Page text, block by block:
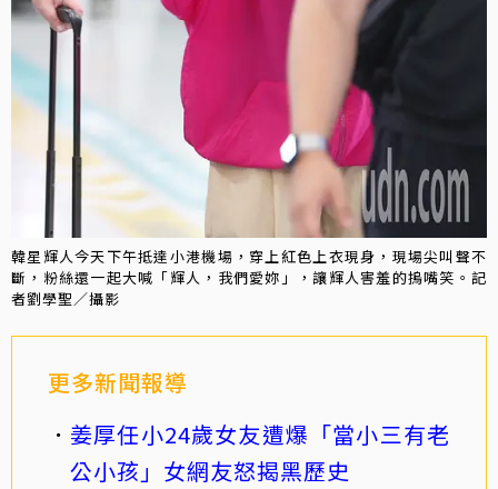
韓星輝人今天下午抵達小港機場，穿上紅色上衣現身，現場尖叫聲不
斷，粉絲還一起大喊「輝人，我們愛妳」，讓輝人害羞的摀嘴笑。記
者劉學聖／攝影
更多新聞報導
姜厚任小24歲女友遭爆「當小三有老
公小孩」女網友怒揭黑歷史